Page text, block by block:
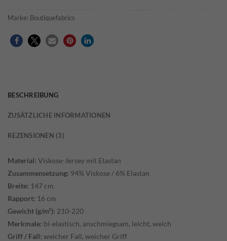
Marke: Boutiquefabrics
BESCHREIBUNG
ZUSÄTZLICHE INFORMATIONEN
REZENSIONEN (3)
Material: Viskose-Jersey mit Elastan
Zusammensetzung: 94% Viskose / 6% Elastan
Breite: 147 cm
Rapport: 16 cm
Gewicht (g/m²): 210-220
Merkmale: bi-elastisch, anschmiegsam, leicht, weich
Griff / Fall: weicher Fall, weicher Griff